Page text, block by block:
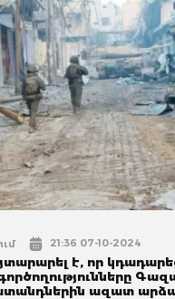
21:36 07-10-2024
է, որ
ազատ